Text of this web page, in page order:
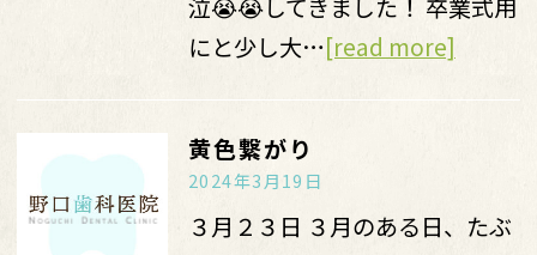
泣😭😭してきました！ 卒業式用
にと少し大…[read more]
黄色繋がり
2024年3月19日
３月２３日 ３月のある日、たぶ